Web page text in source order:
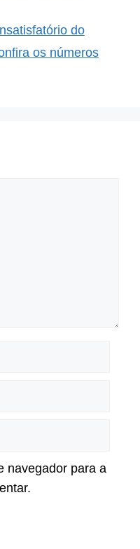
do
os números
navegador para a